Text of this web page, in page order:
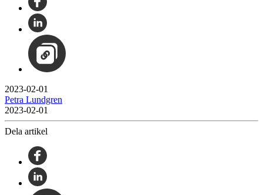
2023-02-01
Petra Lundgren
2023-02-01
Dela artikel